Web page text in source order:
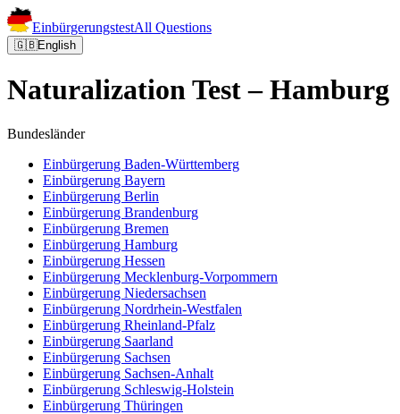
EinbürgerungstestAll Questions
🇬🇧English
Naturalization Test – Hamburg
Bundesländer
Einbürgerung Baden-Württemberg
Einbürgerung Bayern
Einbürgerung Berlin
Einbürgerung Brandenburg
Einbürgerung Bremen
Einbürgerung Hamburg
Einbürgerung Hessen
Einbürgerung Mecklenburg-Vorpommern
Einbürgerung Niedersachsen
Einbürgerung Nordrhein-Westfalen
Einbürgerung Rheinland-Pfalz
Einbürgerung Saarland
Einbürgerung Sachsen
Einbürgerung Sachsen-Anhalt
Einbürgerung Schleswig-Holstein
Einbürgerung Thüringen